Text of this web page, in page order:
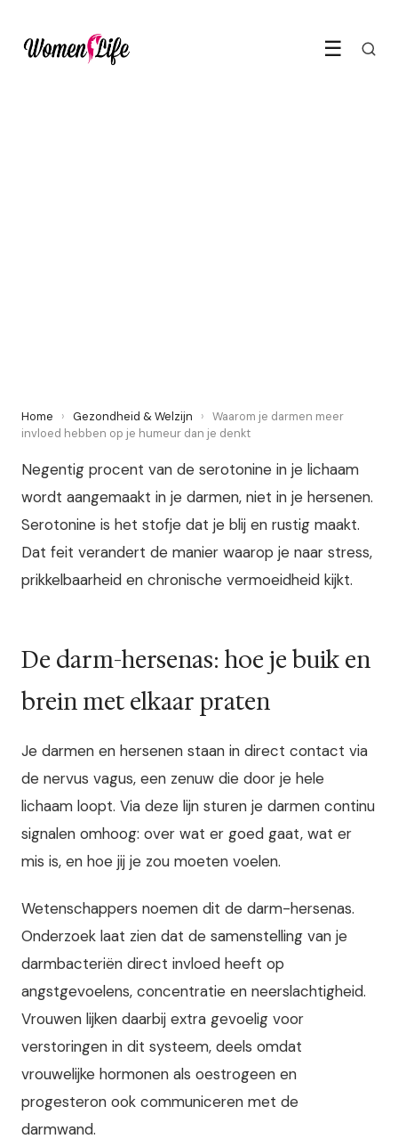
☰
Home › Gezondheid & Welzijn › Waarom je darmen meer
invloed hebben op je humeur dan je denkt
Negentig procent van de serotonine in je lichaam
wordt aangemaakt in je darmen, niet in je hersenen.
Serotonine is het stofje dat je blij en rustig maakt.
Dat feit verandert de manier waarop je naar stress,
prikkelbaarheid en chronische vermoeidheid kijkt.
De darm-hersenas: hoe je buik en
brein met elkaar praten
Je darmen en hersenen staan in direct contact via
de nervus vagus, een zenuw die door je hele
lichaam loopt. Via deze lijn sturen je darmen continu
signalen omhoog: over wat er goed gaat, wat er
mis is, en hoe jij je zou moeten voelen.
Wetenschappers noemen dit de darm-hersenas.
Onderzoek laat zien dat de samenstelling van je
darmbacteriën direct invloed heeft op
angstgevoelens, concentratie en neerslachtigheid.
Vrouwen lijken daarbij extra gevoelig voor
verstoringen in dit systeem, deels omdat
vrouwelijke hormonen als oestrogeen en
progesteron ook communiceren met de
darmwand.